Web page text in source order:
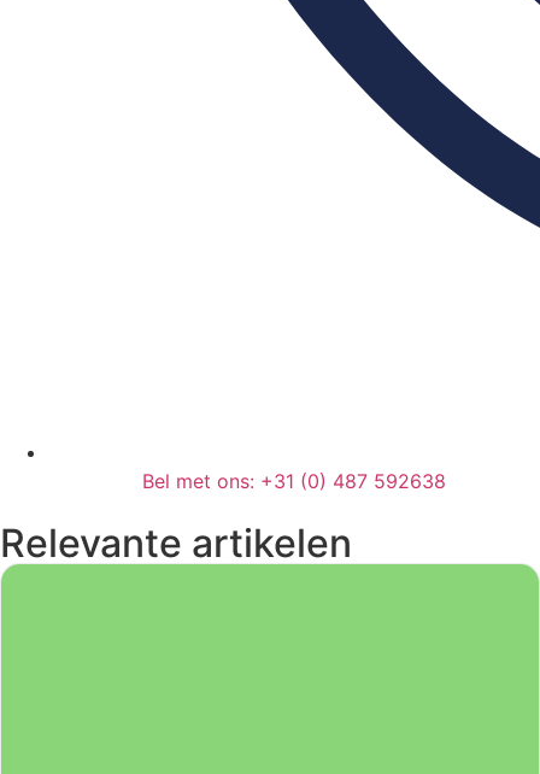
Bel met ons: +31 (0) 487 592638
Relevante artikelen